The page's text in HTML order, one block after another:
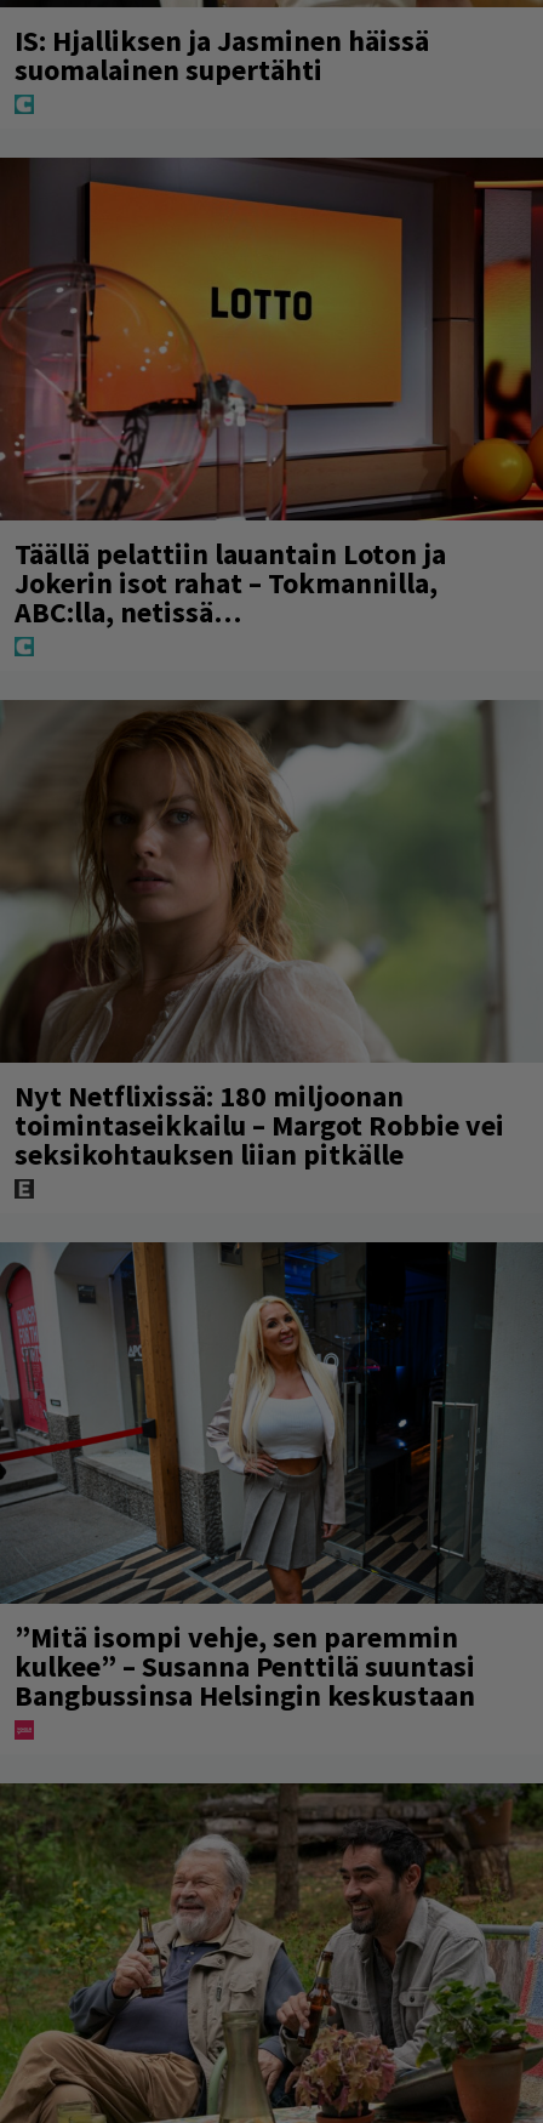
IS: Hjalliksen ja Jasminen häissä
suomalainen supertähti
Täällä pelattiin lauantain Loton ja
Jokerin isot rahat – Tokmannilla,
ABC:lla, netissä…
Nyt Netflixissä: 180 miljoonan
toimintaseikkailu – Margot Robbie vei
seksikohtauksen liian pitkälle
”Mitä isompi vehje, sen paremmin
kulkee” – Susanna Penttilä suuntasi
Bangbussinsa Helsingin keskustaan